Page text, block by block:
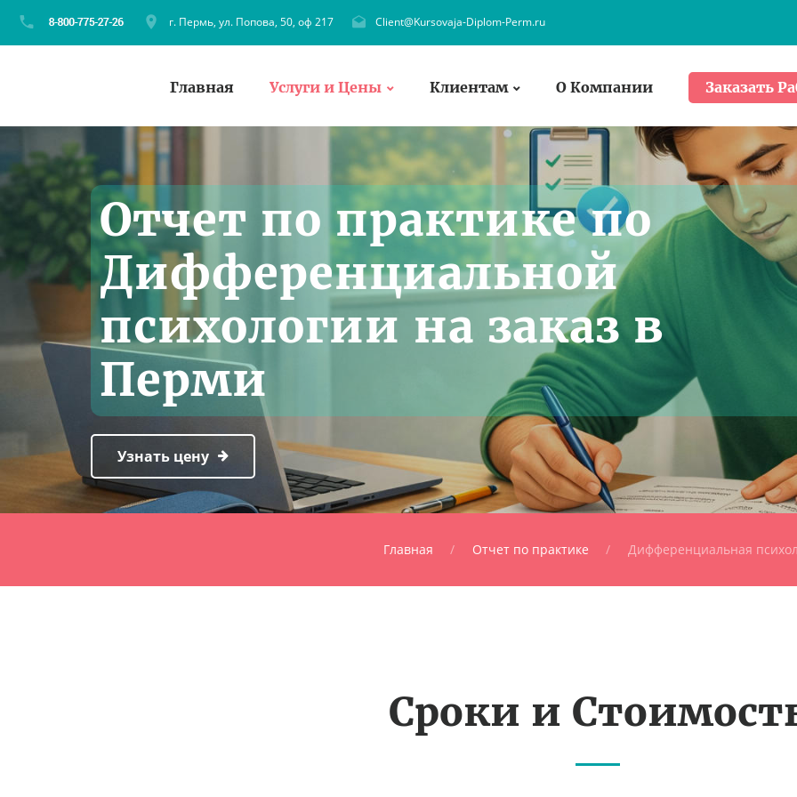
г. Пермь, ул. Попова, 50, оф 217 Client@Kursovaja-Diplom-Perm.ru
Главная Услуги и Цены Клиентам О Компании Заказать
Отчет по практике по
Дифференциальной
психологии на заказ в
Перми
Узнать цену
Главная Отчет по практике Дифференциальная
Сроки и